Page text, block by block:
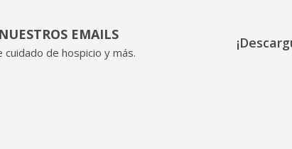
EMAILS
de hospicio y más.